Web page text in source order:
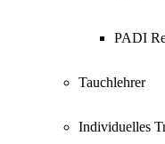
PADI
Tauchlehrer
Individuelles